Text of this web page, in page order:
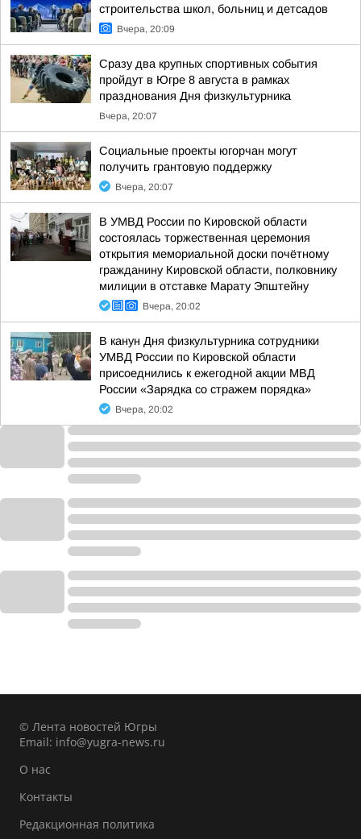
строительства школ, больниц и детсадов
Вчера, 20:09
Сразу два крупных спортивных события
пройдут в Югре 8 августа в рамках
празднования Дня физкультурника
Вчера, 20:07
Социальные проекты югорчан могут
получить грантовую поддержку
Вчера, 20:07
В УМВД России по Кировской области
состоялась торжественная церемония
открытия мемориальной доски почётному
гражданину Кировской области, полковнику
милиции в отставке Марату Эпштейну
Вчера, 20:02
В канун Дня физкультурника сотрудники
УМВД России по Кировской области
присоеднились к ежегодной акции МВД
России «Зарядка со стражем порядка»
Вчера, 20:02
© Лента новостей Югры
Email: info@yugra-news.ru
О нас
Контакты
Редакционная политика